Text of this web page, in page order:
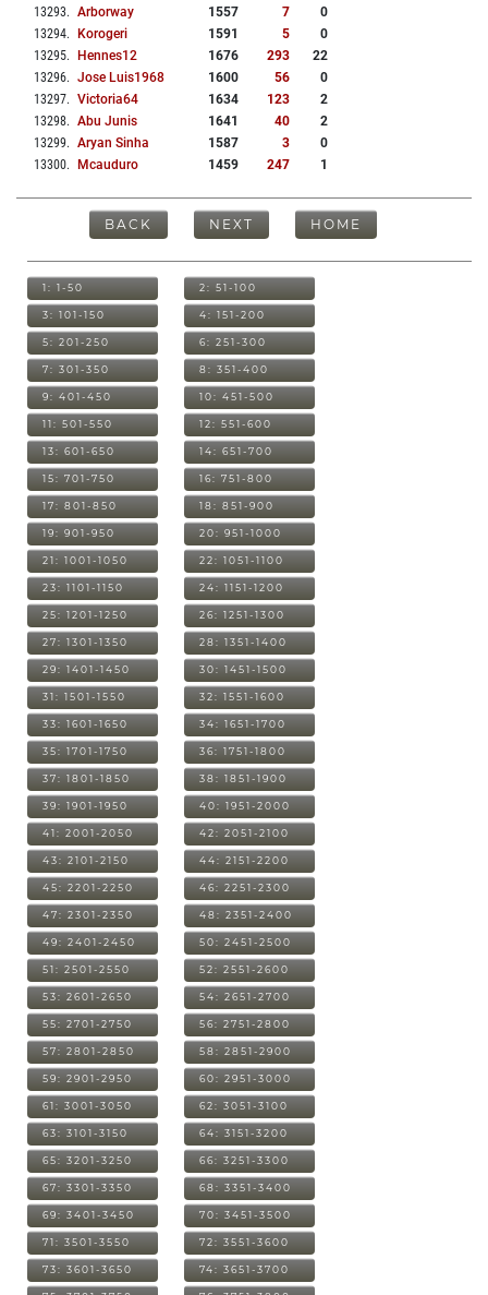
13293. Arborway 1557 7
0
13294. Korogeri 1591 5
0
13295. Hennes12 1676 293
22
13296. Jose Luis1968 1600 56
0
13297. Victoria64 1634 123
2
13298. Abu Junis 1641 40
2
13299. Aryan Sinha 1587 3
0
13300. Mcauduro 1459 247 1
BACK NEXT HOME
1: 1-50 2: 51-100
3: 101-150 4: 151-200
5: 201-250 6: 251-300
7: 301-350 8: 351-400
9: 401-450 10: 451-500
11: 501-550 12: 551-600
13: 601-650 14: 651-700
15: 701-750 16: 751-800
17: 801-850 18: 851-900
19: 901-950 20: 951-1000
21: 1001-1050 22: 1051-1100
23: 1101-1150 24: 1151-1200
25: 1201-1250 26: 1251-1300
27: 1301-1350 28: 1351-1400
29: 1401-1450 30: 1451-1500
31: 1501-1550 32: 1551-1600
33: 1601-1650 34: 1651-1700
35: 1701-1750 36: 1751-1800
37: 1801-1850 38: 1851-1900
39: 1901-1950 40: 1951-2000
41: 2001-2050 42: 2051-2100
43: 2101-2150 44: 2151-2200
45: 2201-2250 46: 2251-2300
47: 2301-2350 48: 2351-2400
49: 2401-2450 50: 2451-2500
51: 2501-2550 52: 2551-2600
53: 2601-2650 54: 2651-2700
55: 2701-2750 56: 2751-2800
57: 2801-2850 58: 2851-2900
59: 2901-2950 60: 2951-3000
61: 3001-3050 62: 3051-3100
63: 3101-3150 64: 3151-3200
65: 3201-3250 66: 3251-3300
67: 3301-3350 68: 3351-3400
69: 3401-3450 70: 3451-3500
71: 3501-3550 72: 3551-3600
73: 3601-3650 74: 3651-3700